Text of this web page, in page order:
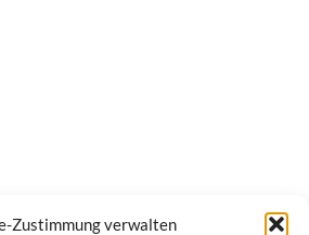
Zustimmung verwalten